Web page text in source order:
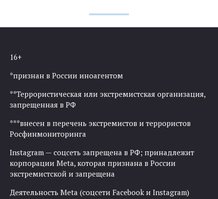
16+
*признан в России иноагентом
**Террористическая или экстремистская организация,
запрещенная в РФ
***внесен в перечень экстремистов и террористов
Росфинмониторинга
Instagram — соцсеть запрещена в РФ; принадлежит
корпорации Meta, которая признана в России
экстремистской и запрещена
Деятельность Meta (соцсети Facebook и Instagram)